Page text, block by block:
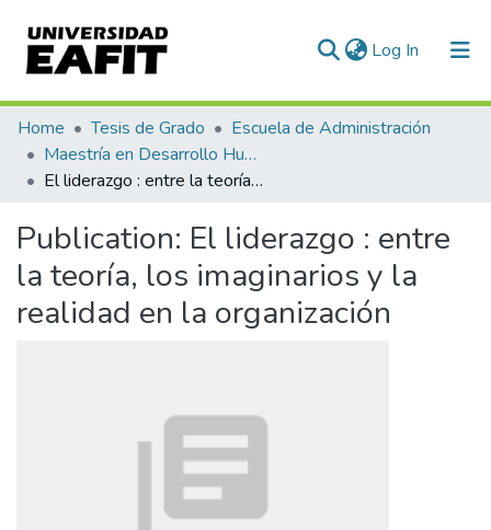
Log In (current)
Communities & Collections
All of DSpace
Home Tesis de Grado
Escuela de Administración
Maestría en Desarrollo Humano Organizacional (tesis)
El liderazgo : entre la teoría, los imaginarios y la realidad en la organización
Publication: El liderazgo : entre
la teoría, los imaginarios y la
realidad en la organización